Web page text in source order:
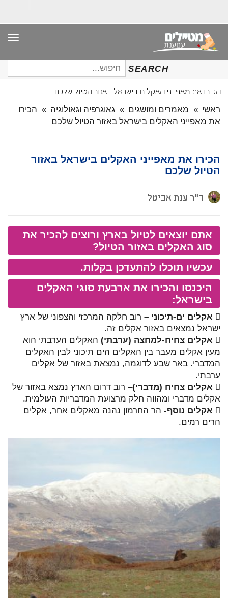
SEARCH
חיפוש
עבור:
הכירו את מאפייני האקלים בישראל באזור הטיול שלכם
ראשי » מאמרים ומושגים » גאוגרפיה וגאולוגיה » הכירו
את מאפייני האקלים בישראל באזור הטיול שלכם
הכירו את מאפייני האקלים בישראל באזור
הטיול שלכם
ד"ר ענת אביטל
אתם יוצאים לטיול בארץ ורוצים להכיר את
סוג האקלים באזור הטיול?
עכשיו תוכלו להתעדכן בקלות.
היכנסו והכירו את ארבעת סוגי האקלים
בישראל:
 אקלים ים-תיכוני – רוב חלקה המרכזי והצפוני של ארץ
ישראל נמצאים באזור אקלים זה.
 אקלים צחיח-למחצה (ערבתי)
האקלים הערבתי הוא
מעין אקלים מעבר בין האקלים הים תיכוני לבין האקלים
המדברי. באר שבע לדוגמה, נמצאת באזור של אקלים
ערבתי.
 אקלים צחיח (מדברי)– רוב דרום הארץ נמצא באזור של
אקלים מדברי ומהווה חלק מרצועת המדבריות העולמית.
 אקלים נוסף- הר החרמון נהנה מאקלים אחר, אקלים
הרים רמים.